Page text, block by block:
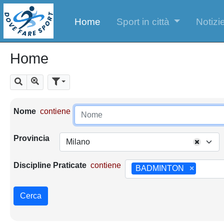
Home Sport in città
Home
Cerca Mostra tutti i risultati
Parametri di ricerca
Nome contiene
Provincia Milano
Discipline Praticate contiene ×
BADMINTON
Cerca